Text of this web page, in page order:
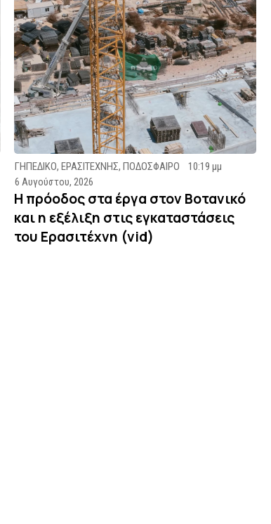
ΓΗΠΕΔΙΚΟ, ΕΡΑΣΙΤΕΧΝΗΣ, ΠΟΔΟΣΦΑΙΡΟ
10:19 μμ
6 Αυγούστου, 2026
Η πρόοδος στα έργα στον Βοτανικό
και η εξέλιξη στις εγκαταστάσεις
του Ερασιτέχνη (vid)